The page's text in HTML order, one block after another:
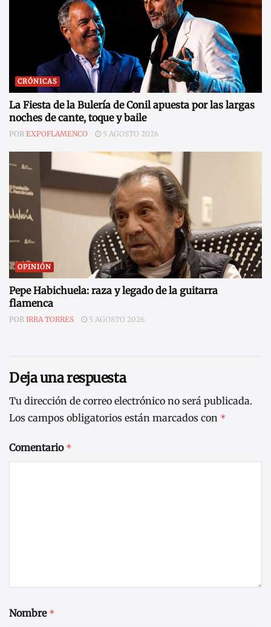
CRÓNICAS
La Fiesta de la Bulería de Conil apuesta por las largas
noches de cante, toque y baile
POR EXPOFLAMENCO 5 AGOSTO 2026
OPINIÓN
Pepe Habichuela: raza y legado de la guitarra
flamenca
POR IRRA TORRES 5 AGOSTO 2026
Deja una respuesta
Tu dirección de correo electrónico no será publicada.
Los campos obligatorios están marcados con *
Comentario *
Nombre *